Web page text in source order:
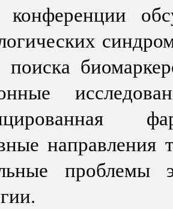
направления
проблемы